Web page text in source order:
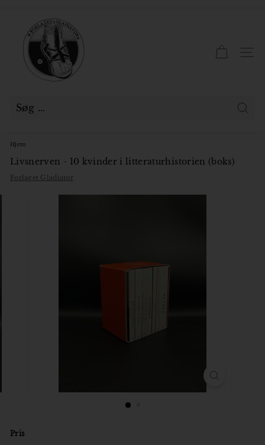
g
t
G
l
Hjem
Livsnerven - 10 kvinder i litteraturhistorien (boks)
Forlaget Gladiator
Pris